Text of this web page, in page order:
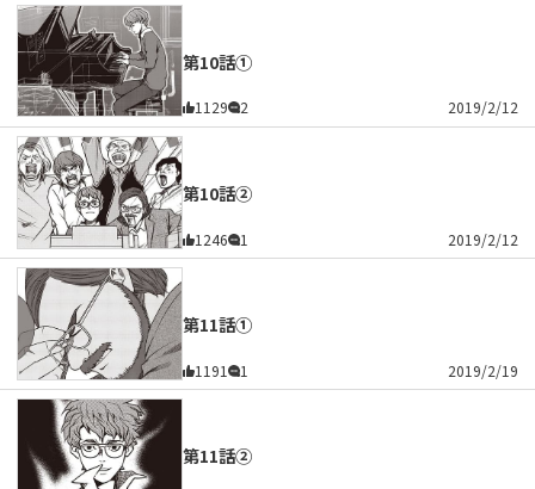
第10話①
1129 2 2019/2/12
第10話②
1246 1 2019/2/12
第11話①
1191 1 2019/2/19
第11話②